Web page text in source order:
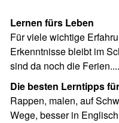
Lernen fürs Leben
Für viele wichtige
Erkenntnisse bleibt im
sind da noch die Ferien....
Die besten Lerntipps
Rappen, malen, auf
Wege, besser in